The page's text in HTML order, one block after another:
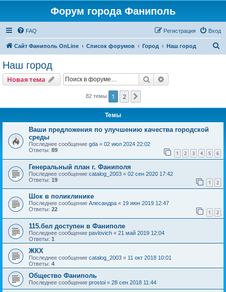
Форум города Фаниполь
FAQ Вход
Регистрация
Сайт Фаниполь OnLine Список форумов Город Наш город
Наш город
Новая тема Поиск
82 темы 1 2
Темы
Ваши предложения по улучшению качества городской
среды
Последнее сообщение gda « 02 июл 2024 22:02
Ответы: 89 1 2 3 4 5 6
Генеральный план г. Фаниполя
Последнее сообщение catalog_2003 « 02 сен 2020 17:42
Ответы: 19 1 2
Шок в поликлинике
Последнее сообщение Алесандра « 19 июн 2019 12:47
Ответы: 22 1 2
115.бел доступен в Фаниполе
Последнее сообщение pavlovich « 21 май 2019 12:04
Ответы: 1
ЖКХ
Последнее сообщение catalog_2003 « 11 окт 2018 10:01
Ответы: 4
Общество Фаниполь
Последнее сообщение prostoi « 28 сен 2018 11:44